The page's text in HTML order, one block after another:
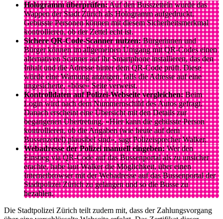
Hologramm überprüfen:Auf den Busszetteln wurde das
Wappen der Stadt Zürich als Hologramm aufgedruckt.
Gebüsste Personen können mit diesem Sicherheitsmerkmal
kontrollieren, ob der Zettel echt ist.
Sichere QR-Code-Scanner nutzen:Bürgerinnen und
Bürger können im allgemeinen Umgang mit QR-Codes einen
alternativen Scanner auf ihr Smartphone installieren, das den
Inhalt und die Adresse hinter dem QR-Code prüft. Diese
würde eine Warnung anzeigen, falls die Adresse auf eine
ungesicherte, «böse» Seite verweist.
Kontrolldaten auf Polizei-Webseite vergleichen:Beim
Login wird nach dem Nummernschild des Autos gefragt.
Danach erscheint eine Übersicht mit den Details zur
begangenen Übertretung. «Hier kann die gebüsste Person
kontrollieren, ob die Angaben (wie heute auf dem
Bussenzettel) plausibel sind», sagt Polizeisprecher Walker.
Webadresse der Polizei manuell eingeben:Wer den
Einstieg via QR-Code auf das Bussenportal als zu unsicher
erachte, habe laut Walker die Möglichkeit, über einen
Internetbrowser mit der Webadresse auf das Bussenportal der
Stadtpolizei Zürich zu gelangen und so die Busse zu
bezahlen.
Die Stadtpolizei Zürich teilt zudem mit, dass der Zahlungsvorgang